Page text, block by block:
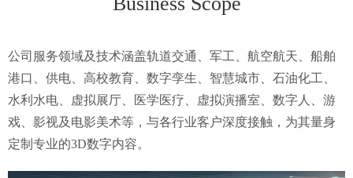
公司服务领域及技术涵盖轨道交通、军工、航空航天、船舶
港口、供电、高校教育、数字孪生、智慧城市、石油化工、
水利水电、虚拟展厅、医学医疗、虚拟演播室、数字人、游
戏、影视及电影美术等，与各行业客户深度接触，为其量身
定制专业的3D数字内容。